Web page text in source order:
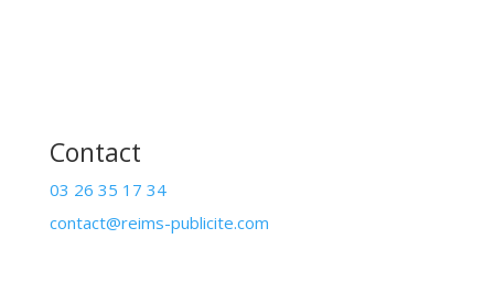
Contact
03 26 35 17 34
contact@reims-publicite.com